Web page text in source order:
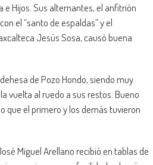
e Hijos. Sus alternantes, el anfitrión
el “santo de espaldas” y el
Jesús Sosa, causó buena
de Pozo Hondo, siendo muy
vuelta al ruedo a sus restos. Bueno
que el primero y los demás tuvieron
Miguel Arellano recibió en tablas de